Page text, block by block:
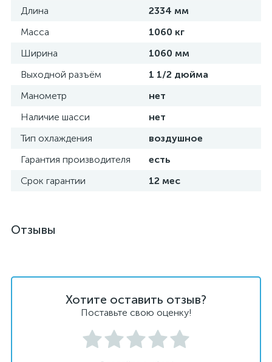
Длина
2334 мм
Масса
1060 кг
Ширина
1060 мм
Выходной разъём
1 1/2 дюйма
Манометр
нет
Наличие шасси
нет
Тип охлаждения
воздушное
Гарантия производителя
есть
Срок гарантии
12 мес
Отзывы
Хотите оставить отзыв?
Поставьте свою оценку!